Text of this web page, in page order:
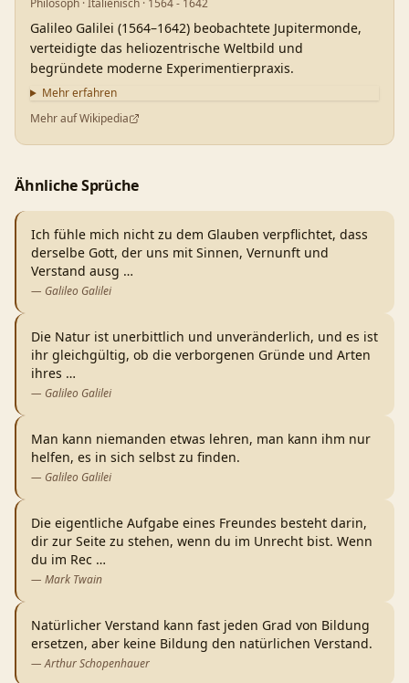
Philosoph · Italienisch · 1564 - 1642
Galileo Galilei (1564–1642) beobachtete Jupitermonde,
verteidigte das heliozentrische Weltbild und
begründete moderne Experimentierpraxis.
Mehr erfahren
Mehr auf Wikipedia
Ähnliche Sprüche
Ich fühle mich nicht zu dem Glauben verpflichtet, dass
derselbe Gott, der uns mit Sinnen, Vernunft und
Verstand ausg …
— Galileo Galilei
Die Natur ist unerbittlich und unveränderlich, und es ist
ihr gleichgültig, ob die verborgenen Gründe und Arten
ihres …
— Galileo Galilei
Man kann niemanden etwas lehren, man kann ihm nur
helfen, es in sich selbst zu finden.
— Galileo Galilei
Die eigentliche Aufgabe eines Freundes besteht darin,
dir zur Seite zu stehen, wenn du im Unrecht bist. Wenn
du im Rec …
— Mark Twain
Natürlicher Verstand kann fast jeden Grad von Bildung
ersetzen, aber keine Bildung den natürlichen Verstand.
—Arthur Schopenhauer